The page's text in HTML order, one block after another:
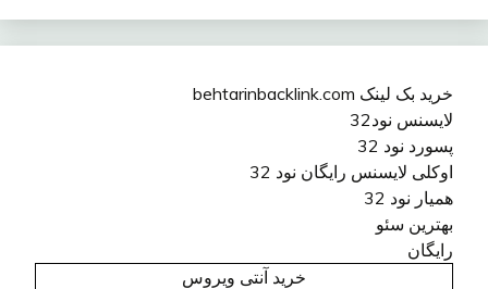
خرید بک لینک behtarinbacklink.com
لایسنس نود32
پسورد نود 32
اوکلی لایسنس رایگان نود 32
همیار نود 32
بهترین سئو
رایگان
خرید آنتی ویروس